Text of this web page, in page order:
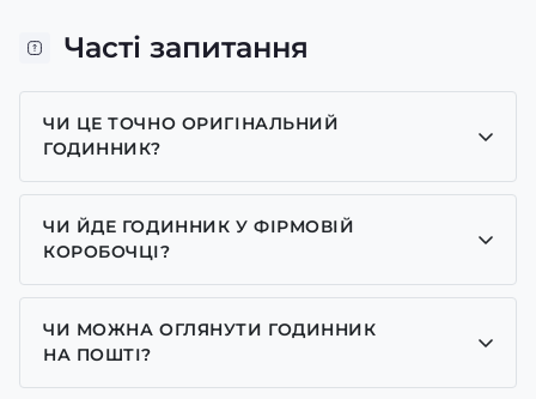
Часті запитання
ЧИ ЦЕ ТОЧНО ОРИГІНАЛЬНИЙ
ГОДИННИК?
Так, усі годинники у нас лише оригінальні, ми є
представником багатьох брендів.
ЧИ ЙДЕ ГОДИННИК У ФІРМОВІЙ
КОРОБОЧЦІ?
Для годинників бренду Casio, Pagani Design,
GUARDO та GOODYEAR додаємо фірмові
коробочки із брендовим надписом. Для бренду
ЧИ МОЖНА ОГЛЯНУТИ ГОДИННИК
НА ПОШТІ?